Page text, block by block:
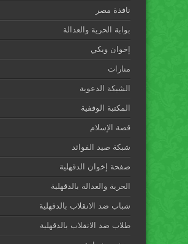
نافذة مصر
بوابة الحرية والعدالة
إخوان ويكي
منارات
الشبكة الدعوية
المكتبة الوقفية
قصة الإسلام
شبكة صيد الفوائد
صفحة إخوان الدقهلية
الحرية والعدالة بالدقهلية
شباب ضد الانقلاب بالدقهلية
طلاب ضد الانقلاب بالدقهلية